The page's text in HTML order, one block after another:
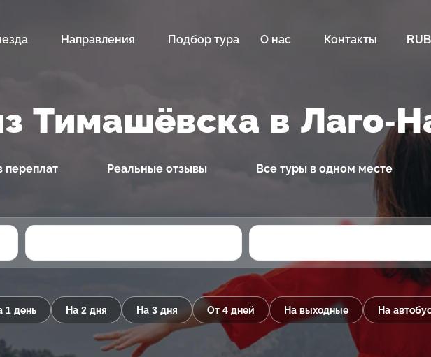
Направления Подбор тура О нас Контакты RUB
Тимашёвска в Лаго-
переплат Реальные отзывы Все туры в одном месте
1 день На 2 дня На 3 дня От 4 дней На выходные На